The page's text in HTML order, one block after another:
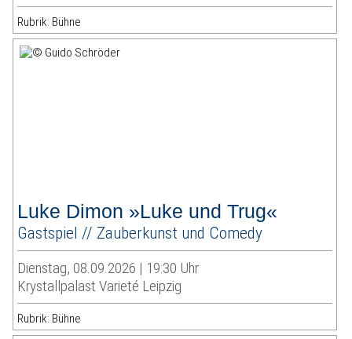
Rubrik: Bühne
Luke Dimon »Luke und Trug«
Gastspiel // Zauberkunst und Comedy
Dienstag, 08.09.2026 | 19:30 Uhr
Krystallpalast Varieté Leipzig
Rubrik: Bühne